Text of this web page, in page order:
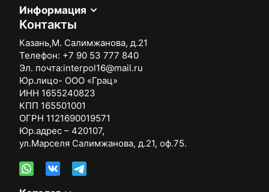
Информация
Контакты
Казань,М. Салимжанова, д.21
Телефон: +7 90 53 777 840
Эл. почта:interpol16@mail.ru
Юр.лицо- ООО «Грац»
ИНН 1655240823
КПП 165501001
ОГРН 1121690019571
Юр.адрес – 420107,
ул.Марселя Салимжанова, д.21, оф.75.